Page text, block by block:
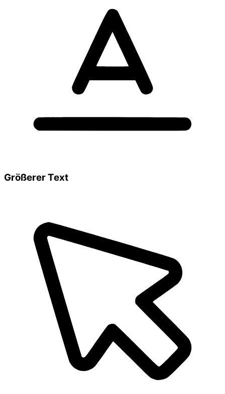
Größerer Text